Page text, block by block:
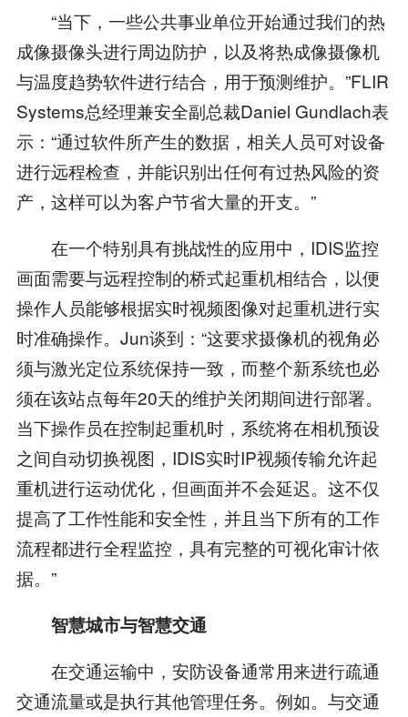
“当下，一些公共事业单位开始通过我们的热
成像摄像头进行周边防护，以及将热成像摄像机
与温度趋势软件进行结合，用于预测维护。”FLIR
Systems总经理兼安全副总裁Daniel Gundlach表
示：“通过软件所产生的数据，相关人员可对设备
进行远程检查，并能识别出任何有过热风险的资
产，这样可以为客户节省大量的开支。”
在一个特别具有挑战性的应用中，IDIS监控
画面需要与远程控制的桥式起重机相结合，以便
操作人员能够根据实时视频图像对起重机进行实
时准确操作。Jun谈到：“这要求摄像机的视角必
须与激光定位系统保持一致，而整个新系统也必
须在该站点每年20天的维护关闭期间进行部署。
当下操作员在控制起重机时，系统将在相机预设
之间自动切换视图，IDIS实时IP视频传输允许起
重机进行运动优化，但画面并不会延迟。这不仅
提高了工作性能和安全性，并且当下所有的工作
流程都进行全程监控，具有完整的可视化审计依
据。”
智慧城市与智慧交通
在交通运输中，安防设备通常用来进行疏通
交通流量或是执行其他管理任务。例如。与交通